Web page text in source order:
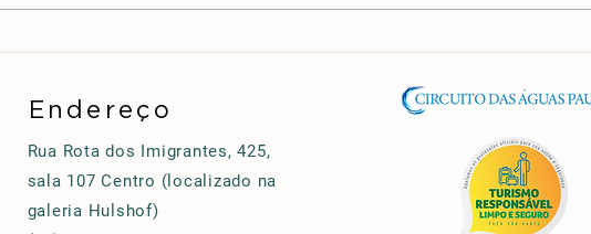
Como escolher hotéis em Águas de
no
Endereço
Rua Rota dos Imigrantes, 425,
sala 107 Centro (localizado na
galeria Hulshof)